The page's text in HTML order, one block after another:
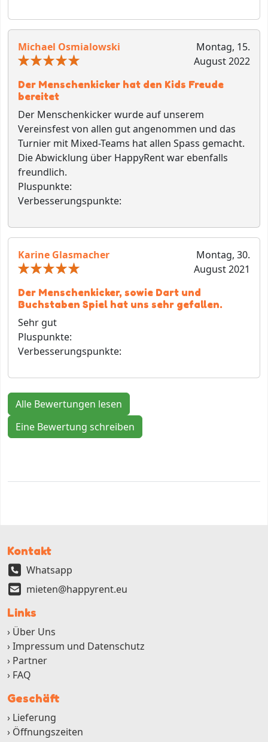
Michael Osmialowski
Montag, 15.
August 2022
Der Menschenkicker hat den Kids Freude
bereitet
Der Menschenkicker wurde auf unserem
Vereinsfest von allen gut angenommen und das
Turnier mit Mixed-Teams hat allen Spass gemacht.
Die Abwicklung über HappyRent war ebenfalls
freundlich.
Pluspunkte:
Verbesserungspunkte:
Karine Glasmacher
Montag, 30.
August 2021
Der Menschenkicker, sowie Dart und
Buchstaben Spiel hat uns sehr gefallen.
Sehr gut
Pluspunkte:
Verbesserungspunkte:
Alle Bewertungen lesen
Eine Bewertung schreiben
Kontakt
Whatsapp
mieten@happyrent.eu
Links
Über Uns
Impressum und Datenschutz
Partner
FAQ
Geschäft
Lieferung
Öffnungszeiten